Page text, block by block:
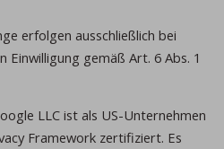
erfolgen ausschließlich bei
Einwilligung gemäß Art. 6 Abs. 1
LLC ist als US-Unternehmen
Framework zertifiziert. Es